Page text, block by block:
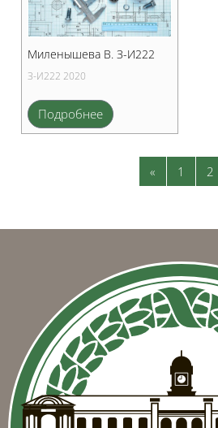
Миленышева В. З-И222
З-И222 2020
Подробнее
« 1 2